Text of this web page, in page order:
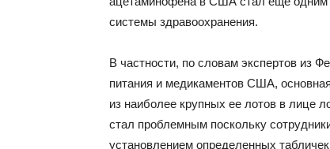
системы здравоохранения.
В частности, по словам экспертов из
питания и медикаментов США,
из наиболее крупных ее лотов в лице
стал проблемным поскольку
установлением определенных